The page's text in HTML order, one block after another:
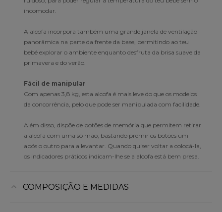
incomodar.
A alcofa incorpora também uma grande janela de ventilação
panorâmica na parte da frente da base, permitindo ao teu
bebé explorar o ambiente enquanto desfruta da brisa suave da
primavera e do verão.
Fácil de manipular
Com apenas 3,8 kg, esta alcofa é mais leve do que os modelos
da concorrência, pelo que pode ser manipulada com facilidade.
Além disso, dispõe de botões de memória que permitem retirar
a alcofa com uma só mão, bastando premir os botões um
após o outro para a levantar. Quando quiser voltar a colocá-la,
os indicadores práticos indicam-lhe se a alcofa está bem presa.
COMPOSIÇÃO E MEDIDAS